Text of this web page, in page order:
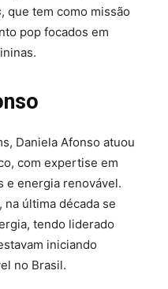
, que tem como missão
pop focados em
Daniela Afonso atuou
com expertise em
e energia renovável.
na última década se
tendo liderado
iniciando
no Brasil.